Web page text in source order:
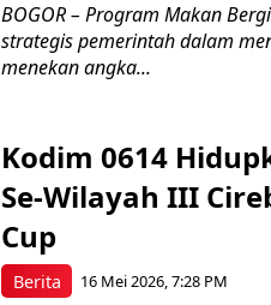
BOGOR – Program Makan
strategis pemerintah dalam
menekan angka...
Berita
Kodim 0614
Se-Wilayah III
Cup
16 Mei 2026, 7:28 PM